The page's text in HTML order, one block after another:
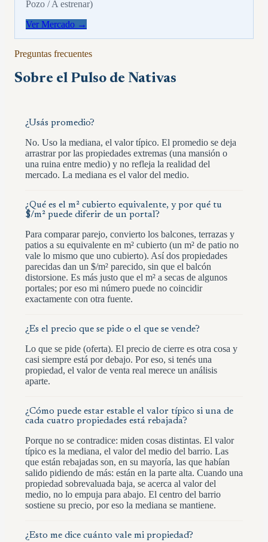
Pozo / A estrenar)
Ver Mercado →
Preguntas frecuentes
Sobre el Pulso de Nativas
¿Usás promedio?
No. Uso la mediana, el valor típico. El promedio se deja
arrastrar por las propiedades extremas (una mansión o
una ruina entre medio) y no refleja la realidad del
mercado. La mediana es el valor del medio.
¿Qué es el m² cubierto equivalente, y por qué tu
$/m² puede diferir de un portal?
Para comparar parejo, convierto los balcones, terrazas y
patios a su equivalente en m² cubierto (un m² de patio no
vale lo mismo que uno cubierto). Así dos propiedades
parecidas dan un $/m² parecido, sin que el balcón
distorsione. Es más justo que el m² a secas de algunos
portales; por eso mi número puede no coincidir
exactamente con otra fuente.
¿Es el precio que se pide o el que se vende?
Lo que se pide (oferta). El precio de cierre es otra cosa y
casi siempre está por debajo. Por eso, si tenés una
propiedad, el valor de venta real merece un análisis
aparte.
¿Cómo puede estar estable el valor típico si una de
cada cuatro propiedades está rebajada?
Porque no se contradice: miden cosas distintas. El valor
típico es la mediana, el valor del medio del barrio. Las
que están rebajadas son, en su mayoría, las que habían
salido pidiendo de más: están en la parte alta. Cuando una
propiedad sobrevaluada baja, se acerca al valor del
medio, no lo empuja para abajo. El centro del barrio
sostiene su precio, por eso la mediana se mantiene.
¿Esto me dice cuánto vale mi propiedad?